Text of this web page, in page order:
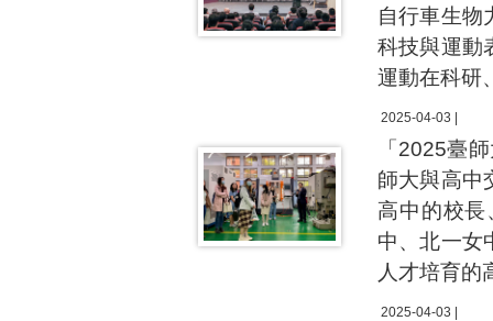
自行車生物
科技與運動
運動在科研
2025-04-03 |
「2025臺
師大與高中
高中的校長
中、北一女
人才培育的
2025-04-03 |